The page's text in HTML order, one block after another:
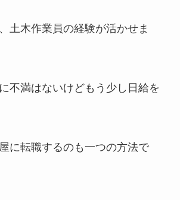
土木作業員の経験が活かせま
不満はないけどもう少し日給を
に転職するのも一つの方法で